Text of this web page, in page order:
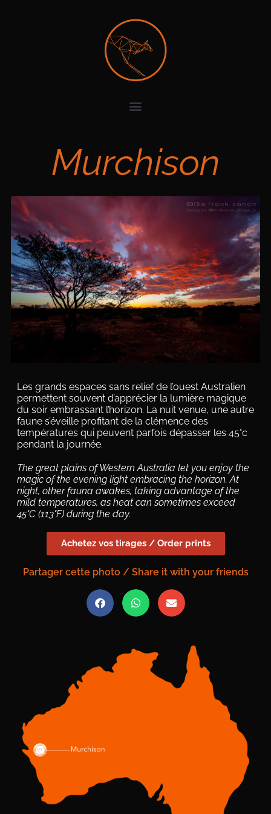
Murchison
Les grands espaces sans relief de l’ouest Australien
permettent souvent d’apprécier la lumière magique
du soir embrassant l’horizon. La nuit venue, une autre
faune s’éveille profitant de la clémence des
températures qui peuvent parfois dépasser les 45°c
pendant la journée.
The great plains of Western Australia let you enjoy the
magic of the evening light embracing the horizon. At
night, other fauna awakes, taking advantage of the
mild temperatures, as heat can sometimes exceed
45°C (113°F) during the day.
Achetez vos tirages / Order prints
Partager cette photo / Share it with your friends